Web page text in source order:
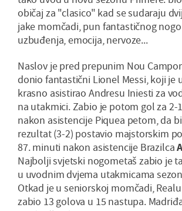
običaj za "clasico" kad se sudaraju
jake momčadi, pun fantastičnog
uzbuđenja, emocija, nervoze...
Naslov je pred prepunim Nou
donio fantastični Lionel Messi, koji je
krasno asistirao Andresu Iniesti za
na utakmici. Zabio je potom gol za 2-
nakon asistencije Piquea petom, da
rezultat (3-2) postavio majstorskim
87. minuti nakon asistencije Brazilca
Najbolji svjetski nogometaš zabio je
u uvodnim dvjema utakmicama
Otkad je u seniorskoj momčadi,
zabio 13 golova u 15 nastupa.